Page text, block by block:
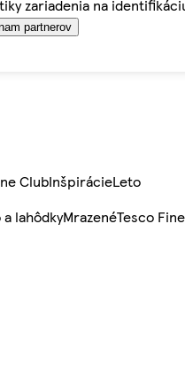
zariadenia na
partnerov
ClubInšpirácieLeto
a lahôdkyMrazenéTesco